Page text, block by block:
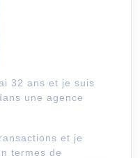
32 ans et je suis
une agence
et je
termes de